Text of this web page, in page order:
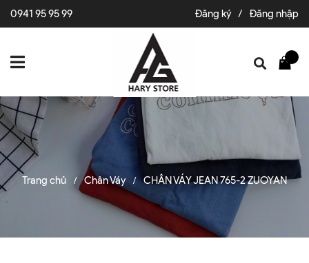
0941 95 95 99 Đăng ký / Đăng nhập
Trang chủ / Chân Váy / CHÂN VÁY JEAN 765-2 ZUOYAN